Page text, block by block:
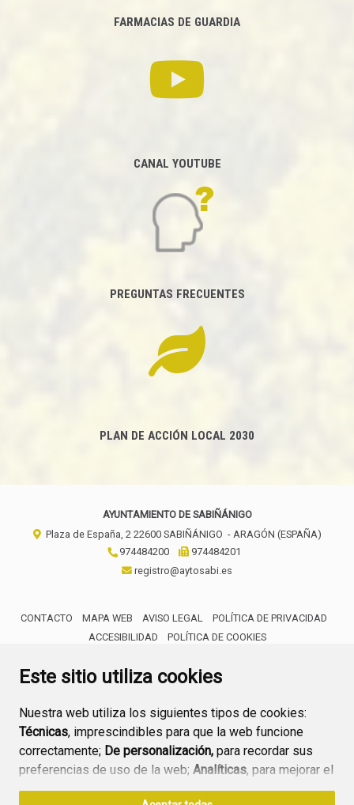
Este sitio utiliza cookies
Nuestra web utiliza los siguientes tipos de cookies:
Técnicas, imprescindibles para que la web funcione
correctamente; De personalización, para recordar sus
preferencias de uso de la web; Analíticas, para mejorar el
funcionamiento de la web y sus servicios.
FARMACIAS DE GUARDIA
CANAL YOUTUBE
PREGUNTAS FRECUENTES
PLAN DE ACCIÓN LOCAL 2030
AYUNTAMIENTO DE SABIÑÁNIGO
Plaza de España, 2 22600 SABIÑÁNIGO - ARAGÓN (ESPAÑA)
974484200
974484201
registro@aytosabi.es
CONTACTO MAPA WEB AVISO LEGAL
POLÍTICA DE PRIVACIDAD
ACCESIBILIDAD
POLÍTICA DE COOKIES